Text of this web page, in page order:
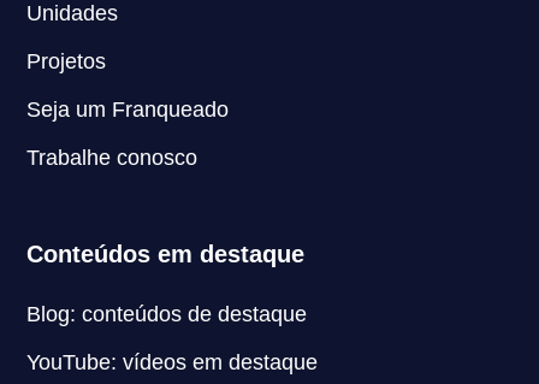
Unidades
Projetos
Seja um Franqueado
Trabalhe conosco
Conteúdos em destaque
Blog: conteúdos de destaque
YouTube: vídeos em destaque